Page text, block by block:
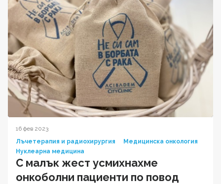
16 фев 2023
Лъчетерапия и радиохирургия
Медицинска онкология
Нуклеарна медицина
С малък жест усмихнахме
онкоболни пациенти по повод